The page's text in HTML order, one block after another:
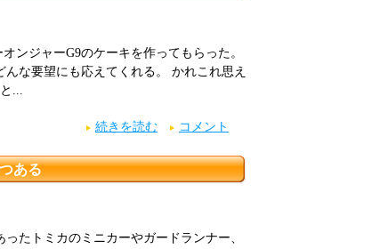
ンジャーG9のケーキを作ってもらった。
な要望にも応えてくれる。 かれこれ思え
...
続きを読む コメント
ある
たトミカのミニカーやガードランナー、